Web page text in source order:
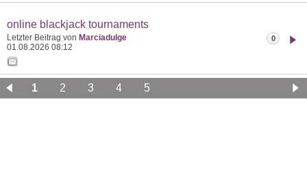
online blackjack tournaments
Letzter Beitrag von Marciadulge
01.08.2026 08:12
0
1 2 3 4 5